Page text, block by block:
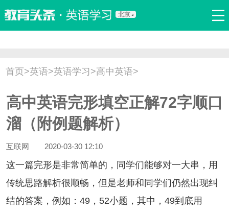
北京
双语新闻 口译翻译 职场英语 娱乐英语
流行语 新概念
首页>英语>英语学习 >高中英语>
高中英语完形填空正解72字顺口
溜（附例题解析）
互联网 2020-03-30 12:10
篇完形是非常简单的，同学们能够对一大串，用
传统思路解析很顺畅，但是老师和同学们仍然出现纠
结的答案，例如：49，52小题，其中，49到底用